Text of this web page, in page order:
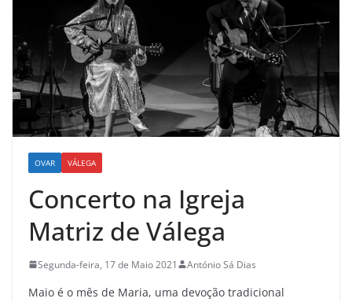
OVAR VÁLEGA
Concerto na Igreja
Matriz de Válega
Segunda-feira, 17 de Maio 2021 António Sá Dias
Maio é o mês de Maria, uma devoção tradicional